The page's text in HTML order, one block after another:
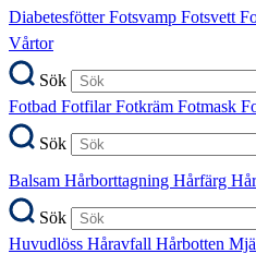
DiabetesfötterFotsvamp Fotsvett
Vårtor
Sök
Fotbad FotfilarFotkräm Fotmask
Sök
Balsam Hårborttagning Hårfärg
Sök
Huvudlöss Håravfall Hårbotten